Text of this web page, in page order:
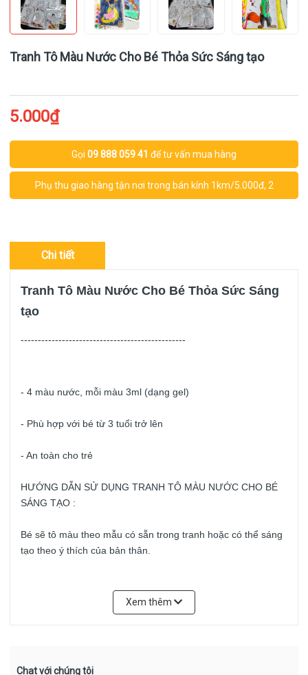
Tranh Tô Màu Nước Cho Bé Thỏa Sức Sáng tạo
5.000₫
Gọi 09 888 059 41 để tư vấn mua hàng
Phụ thu giao hàng tận nơi trong bán kính 1km/5.000đ, 2
Chi tiết
Tranh Tô Màu Nước Cho Bé Thỏa Sức Sáng
tạo
------------------------------------------------
- 4 màu nước, mỗi màu 3ml (dạng gel)
- Phù hợp với bé từ 3 tuổi trở lên
- An toàn cho trẻ
HƯỚNG DẪN SỬ DỤNG TRANH TÔ MÀU NƯỚC CHO BÉ
SÁNG TẠO :
Bé sẽ tô màu theo mẫu có sẵn trong tranh hoặc có thể sáng
tạo theo ý thích của bản thân.
Xem thêm
Chat với chúng tôi